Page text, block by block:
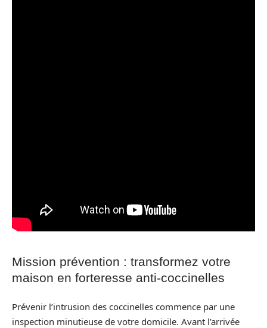
Mission prévention : transformez votre
maison en forteresse anti-coccinelles
Prévenir l’intrusion des coccinelles commence par une
inspection minutieuse de votre domicile. Avant l’arrivée